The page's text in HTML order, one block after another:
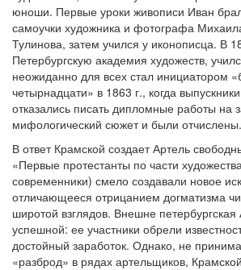
юноши. Первые уроки живописи Иван
самоучки художника и фотографа
Тулинова, затем учился у иконописца. В
Петербургскую академия художеств,
неожиданно для всех стал инициатором
четырнадцати» в 1863 г., когда
отказались писать дипломные работы на
мифологический сюжет и были отчислены.
В ответ Крамской создает Артель
«Первые протестанты по части
современники) смело создавали новое
отличающееся отрицанием догматизма
широтой взглядов. Внешне
успешной: ее участники обрели
достойный заработок. Однако, не
«разброд» в рядах артельщиков,